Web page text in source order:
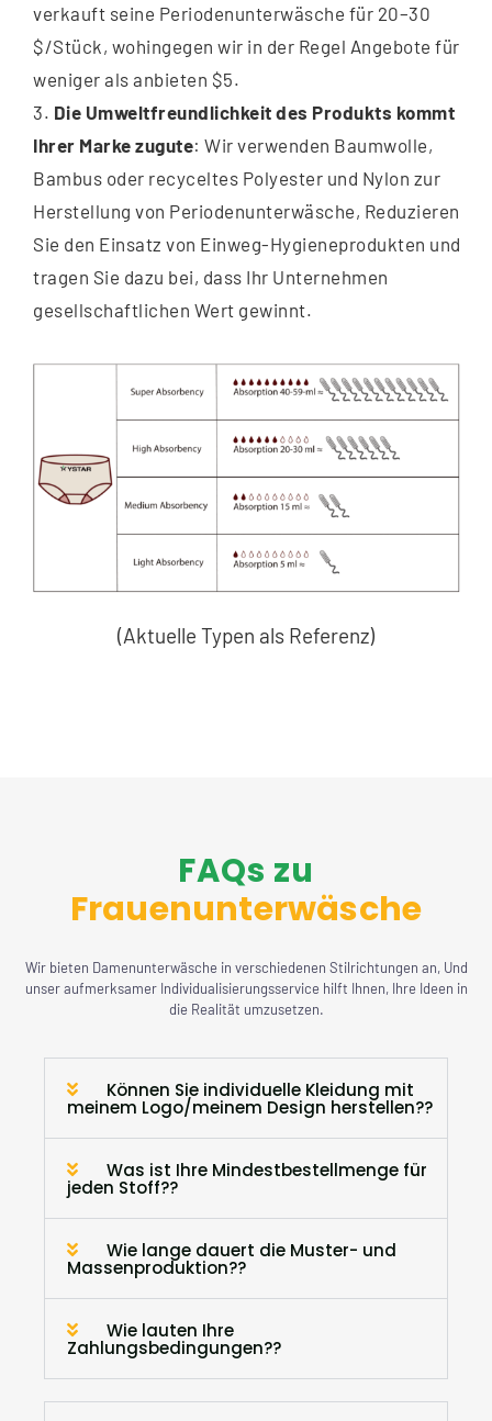
verkauft seine Periodenunterwäsche für 20–30
$/Stück, wohingegen wir in der Regel Angebote für
weniger als anbieten $5.
3. Die Umweltfreundlichkeit des Produkts kommt
Ihrer Marke zugute: Wir verwenden Baumwolle,
Bambus oder recyceltes Polyester und Nylon zur
Herstellung von Periodenunterwäsche, Reduzieren
Sie den Einsatz von Einweg-Hygieneprodukten und
tragen Sie dazu bei, dass Ihr Unternehmen
gesellschaftlichen Wert gewinnt.
(Aktuelle Typen als Referenz)
FAQs zu
Frauenunterwäsche
Wir bieten Damenunterwäsche in verschiedenen Stilrichtungen an, Und
unser aufmerksamer Individualisierungsservice hilft Ihnen, Ihre Ideen in
die Realität umzusetzen.
Können Sie individuelle Kleidung mit
meinem Logo/meinem Design herstellen??
Was ist Ihre Mindestbestellmenge für
jeden Stoff??
Wie lange dauert die Muster- und
Massenproduktion??
Wie lauten Ihre
Zahlungsbedingungen??